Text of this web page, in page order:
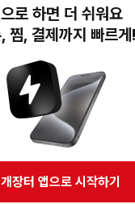
관 및 기타 법적고지
통신판매의 당사자가 아닙니다. 전자상
및 번개장터㈜의 약관에 따라 상품, 상
㈜는 원칙적으로 회원간 거래에 대하여
품에 대한 책임은 번개장터㈜에게 귀
로 하면 더 쉬워요
찜, 결제까지 빠르게!
장터 앱으로 시작하기